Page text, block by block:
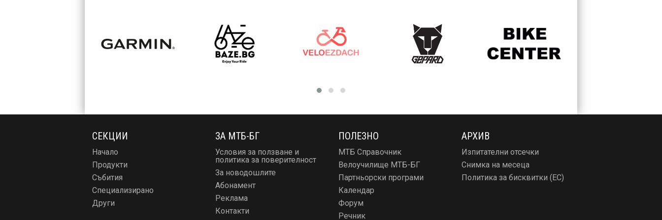
СЕКЦИИ
Начало
Продукти
Събития
Специализирано
Други
ЗА МТБ-БГ
Условия за ползване и
политика за поверителност
За новодошлите
Абонамент
Реклама
Контакти
ПОЛЕЗНО
МТБ Справочник
Велоучилище МТБ-БГ
Партньорски програми
Календар
Форум
Речник
АРХИВ
Изпитателни отсечки
Снимка на месеца
Политика за бисквитки (ЕС)